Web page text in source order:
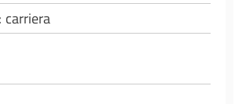
carriera